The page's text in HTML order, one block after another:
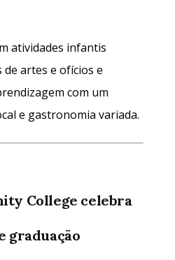
atividades infantis
artes e ofícios e
com um
e gastronomia variada.
College celebra
graduação